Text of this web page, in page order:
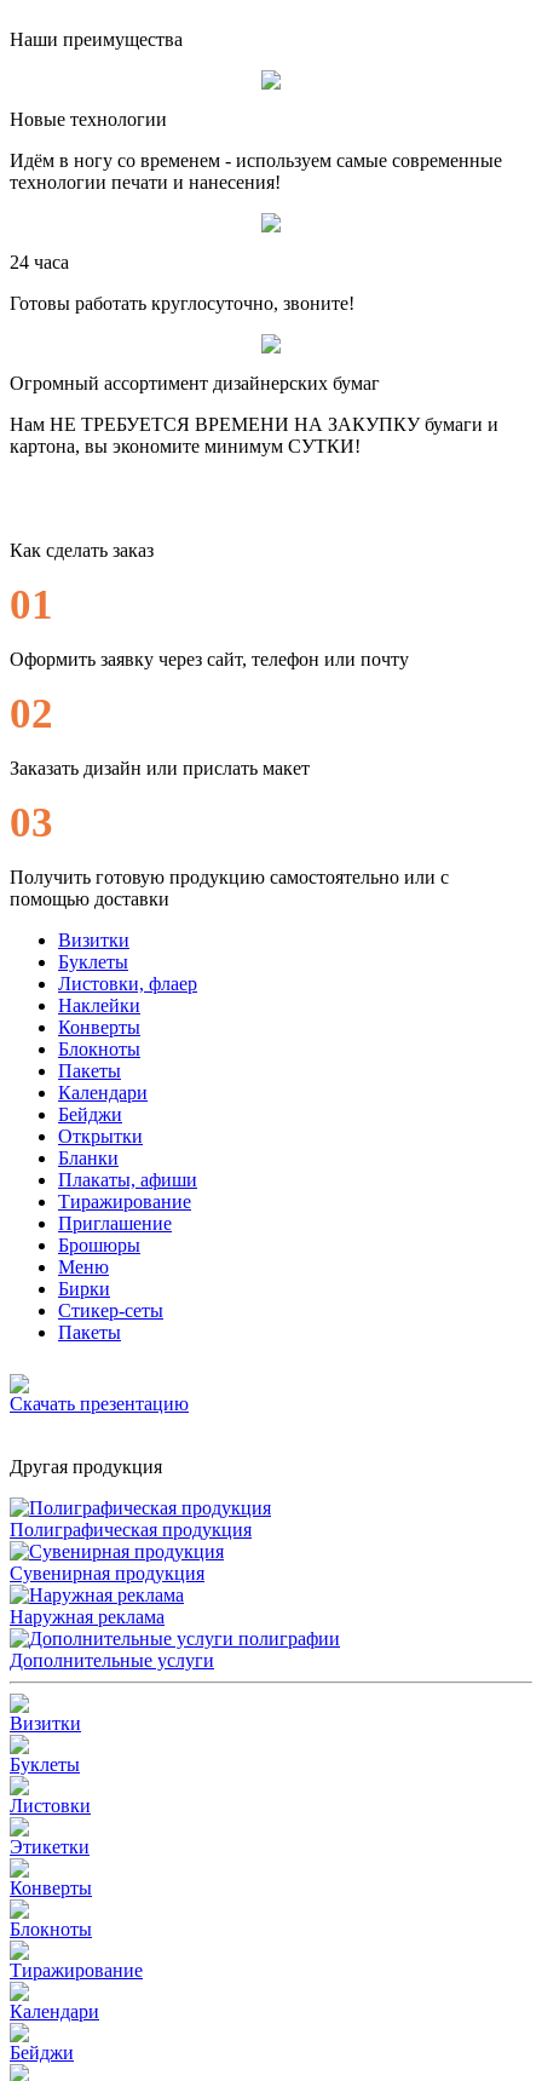
Наши преимущества
Новые технологии
Идём в ногу со временем - используем самые современные
технологии печати и нанесения!
24 часа
Готовы работать круглосуточно, звоните!
Огромный ассортимент дизайнерских бумаг
Нам НЕ ТРЕБУЕТСЯ ВРЕМЕНИ НА ЗАКУПКУ бумаги и
картона, вы экономите минимум СУТКИ!
Как сделать заказ
01
Оформить заявку через сайт, телефон или почту
02
Заказать дизайн или прислать макет
03
Получить готовую продукцию самостоятельно или с
помощью доставки
Визитки
Буклеты
Листовки, флаер
Наклейки
Конверты
Блокноты
Пакеты
Календари
Бейджи
Открытки
Бланки
Плакаты, афиши
Тиражирование
Приглашение
Брошюры
Меню
Бирки
Стикер-сеты
Пакеты
Скачать презентацию
Другая продукция
Полиграфическая продукция
Сувенирная продукция
Наружная реклама
Дополнительные услуги
Визитки
Буклеты
Листовки
Этикетки
Конверты
Блокноты
Тиражирование
Календари
Бейджи